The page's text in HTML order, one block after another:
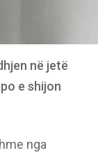
në jetë
e shijon
nga